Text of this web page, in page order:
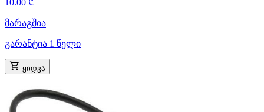
მარაგშია
გარანტია 1 წელი
ყიდვა